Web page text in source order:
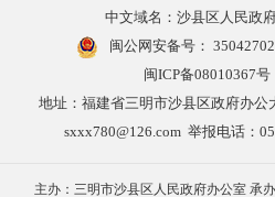
中文域名：沙县区人民政
闽公网安备号：
闽ICP备08010367号
地址：福建省三明市沙县区政府办公
sxxx780@126.com 举报电话：
主办：三明市沙县区人民政府办公室 承